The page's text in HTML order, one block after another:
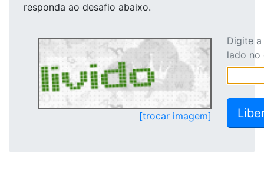
responda ao desafio abaixo.
[trocar imagem]
Digite
lado no